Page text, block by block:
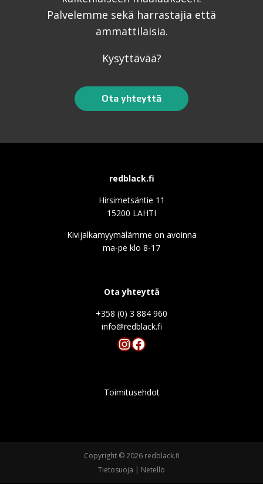
Palvelemme sekä harrastajia että
ammattilaisia.
Kysyttävää?
Ota yhteyttä
redblack.fi
Hirsimetsäntie 11
15200 LAHTI
Kivijalkamyymälämme on avoinna
ma-pe klo 8-17
Ota yhteyttä
+358 (0) 3 884 960
info@redblack.f
Instagram
Facebook
Toimitusehdot
Copyright © 2026 redblack.fi
Tietosuoja | Netello